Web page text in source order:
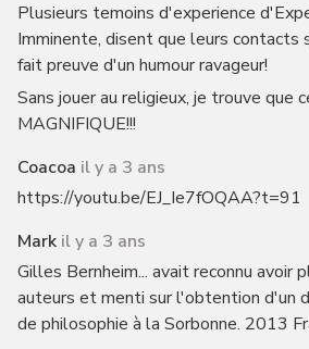
Plusieurs temoins d'experience
Imminente, disent que leurs contacts
fait preuve d'un humour ravageur!
Sans jouer au religieux, je trouve
MAGNIFIQUE!!!
Coacoa il y a 3 ans
https://youtu.be/EJ_Ie7fOQAA?t=91
Mark il y a 3 ans
Gilles Bernheim... avait reconnu avoir
auteurs et menti sur l'obtention d'un
de philosophie à la Sorbonne. 2013